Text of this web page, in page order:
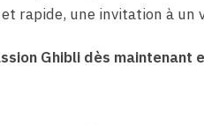
rapide, une invitation à un
Ghibli dès